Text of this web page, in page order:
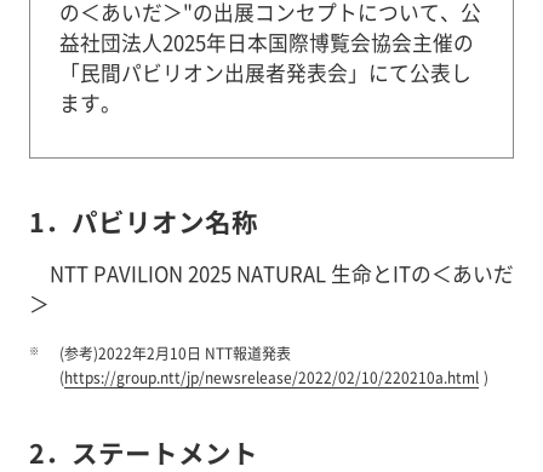
の＜あいだ＞"の出展コンセプトについて、公
益社団法人2025年日本国際博覧会協会主催の
「民間パビリオン出展者発表会」にて公表し
ます。
1．パビリオン名称
NTT PAVILION 2025 NATURAL 生命とITの＜あいだ
＞
※
(参考)2022年2月10日 NTT報道発表
(https://group.ntt/jp/newsrelease/2022/02/10/220210a.html )
2．ステートメント